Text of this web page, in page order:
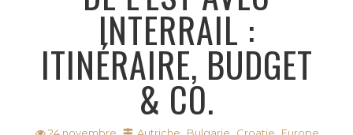
INTERRAIL :
ITINÉRAIRE, BUDGET
& CO.